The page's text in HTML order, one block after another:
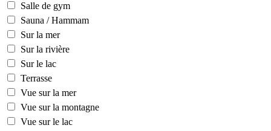
Salle de gym
Sauna / Hammam
Sur la mer
Sur la rivière
Sur le lac
Terrasse
Vue sur la mer
Vue sur la montagne
Vue sur le lac